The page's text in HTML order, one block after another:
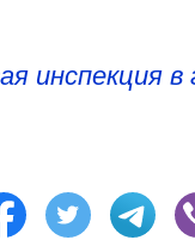
инспекция в